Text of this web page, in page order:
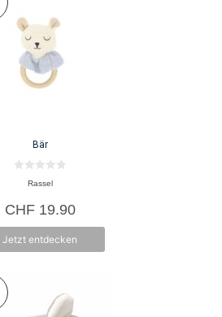
Bär
n
5
Rassel
CHF19.90
Jetzt entdecken